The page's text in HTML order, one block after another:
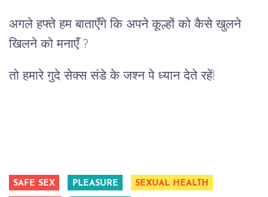
अगले हफ्ते हम बाताएँगे कि अपने कूल्हों को कैसे खुलने
खिलने को मनाएँ ?
तो हमारे गुदे सेक्स संडे के जश्न पे ध्यान देते रहें!
SAFE SEX PLEASURE SEXUAL HEALTH